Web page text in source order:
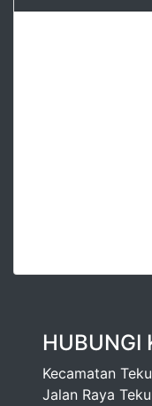
HUBUNGI
Kecamatan
Jalan Raya